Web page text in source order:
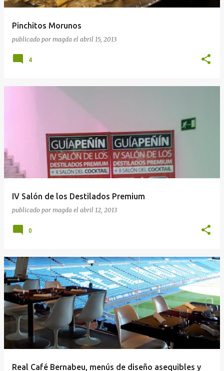
Pinchitos Morunos
publicado por magda el abril 15, 2013
4
IV Salón de los Destilados Premium
publicado por magda el abril 12, 2013
0
Real Café Bernabeu, menús de diseño asequibles y